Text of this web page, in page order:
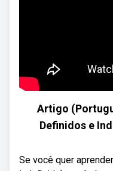
Artigo
Definidos e
Se você quer